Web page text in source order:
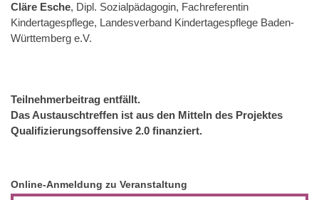
Cläre Esche, Dipl. Sozialpädagogin, Fachreferentin
Kindertagespflege, Landesverband Kindertagespflege Baden-
Württemberg e.V.
Teilnehmerbeitrag entfällt.
Das Austauschtreffen ist aus den Mitteln des Projektes
Qualifizierungsoffensive 2.0 finanziert.
Online-Anmeldung zu Veranstaltung